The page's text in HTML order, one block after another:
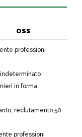
OSS
professioni
in forma
reclutamento 50
professioni